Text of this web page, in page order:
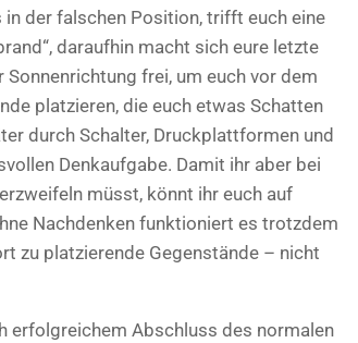
der falschen Position, trifft euch eine
daraufhin macht sich eure letzte
frei, um euch vor dem
platzieren, die euch etwas Schatten
durch Schalter, Druckplattformen und
Denkaufgabe. Damit ihr aber bei
müsst, könnt ihr euch auf
Nachdenken funktioniert es trotzdem
zu platzierende Gegenstände – nicht
erfolgreichem Abschluss des normalen